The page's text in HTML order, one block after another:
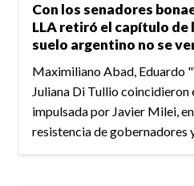
Con los senadores
LLA retiró el capítulo de
suelo argentino no se
Maximiliano Abad, Eduardo
Juliana Di Tullio coincidieron
impulsada por Javier Milei,
resistencia de gobernadores